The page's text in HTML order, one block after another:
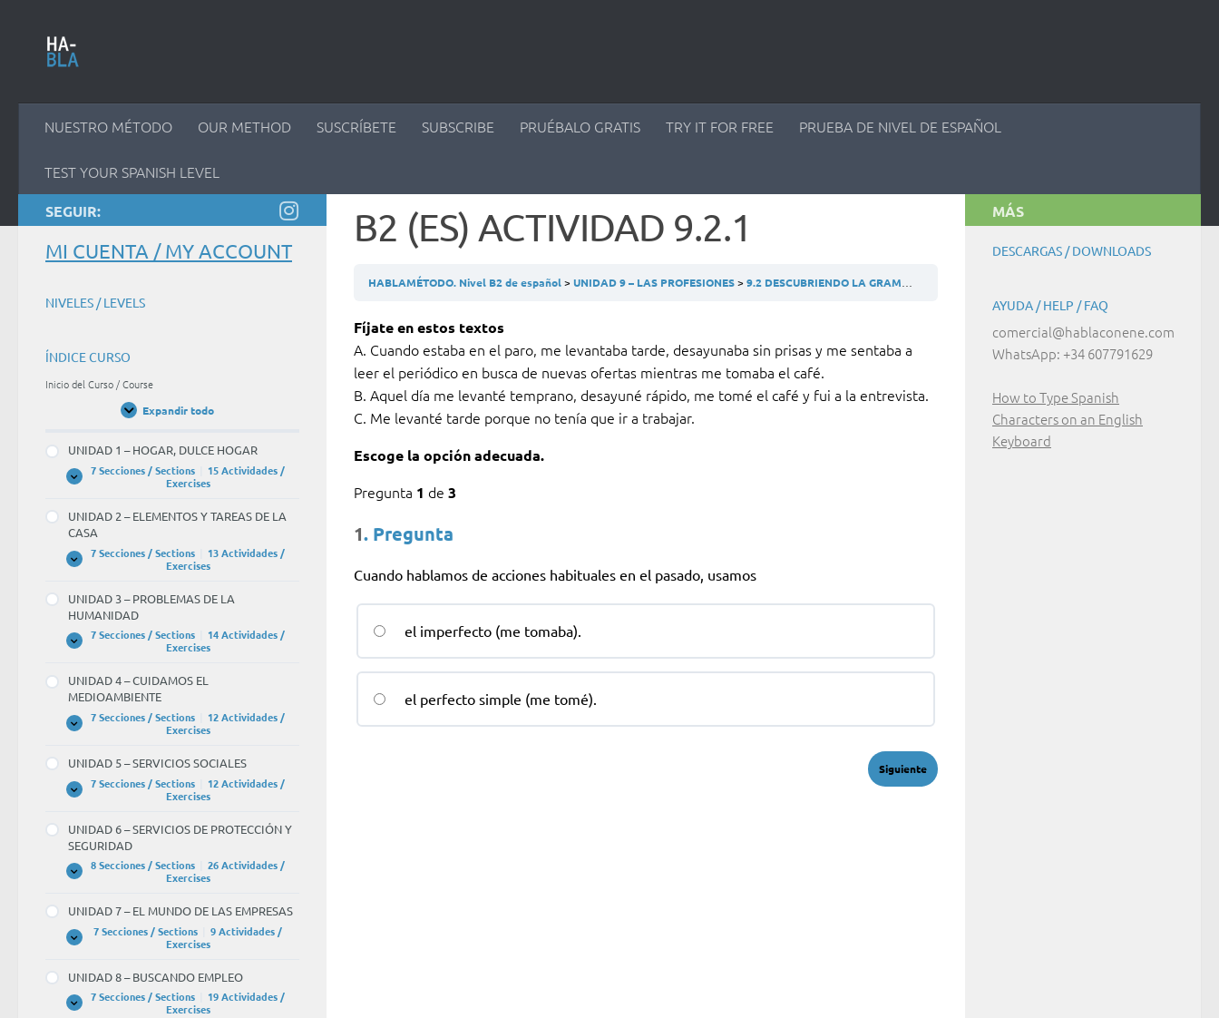
NUESTRO MÉTODO OUR METHOD SUSCRÍBETE SUBSCRIBE PRUÉBALO GRATIS TRY IT FOR FREE PRUEBA DE NIVEL DE ESPAÑOL
TEST YOUR SPANISH LEVEL
B2 (ES) ACTIVIDAD 9.2.1
HABLAMÉTODO. Nivel B2 de español UNIDAD 9 – LAS PROFESIONES 9.2 DESCUBRIENDO LA GRAMÁTICA
Fíjate en estos textos
A. Cuando estaba en el paro, me levantaba tarde, desayunaba sin prisas y me sentaba a
leer el periódico en busca de nuevas ofertas mientras me tomaba el café.
B. Aquel día me levanté temprano, desayuné rápido, me tomé el café y fui a la entrevista.
C. Me levanté tarde porque no tenía que ir a trabajar.
Escoge la opción adecuada.
Pregunta 1 de 3
1. Pregunta
Cuando hablamos de acciones habituales en el pasado, usamos
el imperfecto (me tomaba).
el perfecto simple (me tomé).
SEGUIR:
MI CUENTA / MY ACCOUNT
NIVELES / LEVELS
ÍNDICE CURSO
Inicio del Curso / Course
Expandir todo
Unidades
UNIDAD 1 – HOGAR, DULCE HOGAR
Expandir
UNIDAD
HOGAR,
DULCE
7 Secciones / Sections
15 Actividades /
Exercises
UNIDAD 2 – ELEMENTOS Y TAREAS DE LA
CASA
Expandir
UNIDAD
ELEMENTOS
Y
DE
LA
7 Secciones / Sections
13 Actividades /
Exercises
UNIDAD 3 – PROBLEMAS DE LA
HUMANIDAD
Expandir
UNIDAD
PROBLEMAS
DE
HUMANIDAD
7 Secciones / Sections
14 Actividades /
Exercises
UNIDAD 4 – CUIDAMOS EL
MEDIOAMBIENTE
Expandir
UNIDAD
CUIDAMOS
EL
MEDIOAMBIENTE
7 Secciones / Sections
12 Actividades /
Exercises
UNIDAD 5 – SERVICIOS SOCIALES
Expandir
UNIDAD
SERVICIOS
SOCIALES
7 Secciones / Sections
12 Actividades /
Exercises
UNIDAD 6 – SERVICIOS DE PROTECCIÓN Y
SEGURIDAD
Expandir
UNIDAD
SERVICIOS
DE
PROTECCIÓN
8 Secciones / Sections
26 Actividades /
Exercises
UNIDAD 7 – EL MUNDO DE LAS EMPRESAS
Expandir
UNIDAD
EL
MUNDO
DE
7 Secciones / Sections
9 Actividades /
Exercises
UNIDAD 8 – BUSCANDO EMPLEO
Expandir
UNIDAD
7 Secciones / Sections
19 Actividades /
Exercises
MÁS
DESCARGAS / DOWNLOADS
AYUDA / HELP / FAQ
comercial@hablaconene.com
WhatsApp: +34 607791629
How to Type Spanish
Characters on an English
Keyboard